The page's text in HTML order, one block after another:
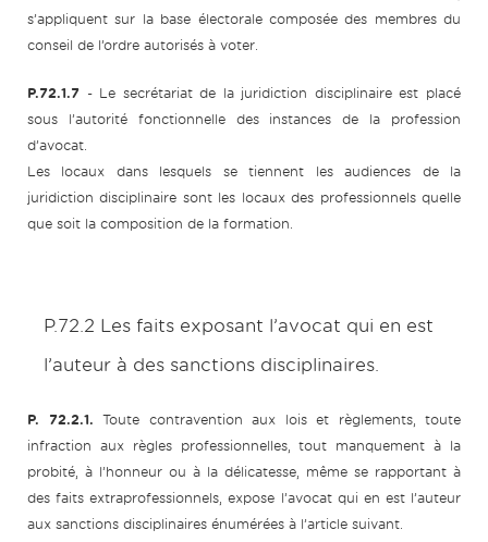
s’appliquent sur la base électorale composée des membres du
conseil de l’ordre autorisés à voter.
P.72.1.7 - Le secrétariat de la juridiction disciplinaire est placé
sous l’autorité fonctionnelle des instances de la profession
d’avocat.
Les locaux dans lesquels se tiennent les audiences de la
juridiction disciplinaire sont les locaux des professionnels quelle
que soit la composition de la formation.
P.72.2 Les faits exposant l’avocat qui en est
l’auteur à des sanctions disciplinaires.
P. 72.2.1. Toute contravention aux lois et règlements, toute
infraction aux règles professionnelles, tout manquement à la
probité, à l’honneur ou à la délicatesse, même se rapportant à
des faits extraprofessionnels, expose l’avocat qui en est l’auteur
aux sanctions disciplinaires énumérées à l’article suivant.